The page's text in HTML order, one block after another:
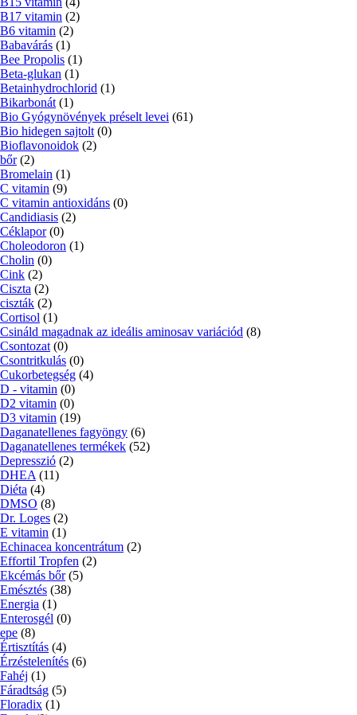
B17 vitamin (2)
B6 vitamin (2)
Babavárás (1)
Bee Propolis (1)
Beta-glukan (1)
Betainhydrochlorid (1)
Bikarbonát (1)
Bio Gyógynövények préselt levei (61)
Bio hidegen sajtolt (0)
Bioflavonoidok (2)
bőr (2)
Bromelain (1)
C vitamin (9)
C vitamin antioxidáns (0)
Candidiasis (2)
Céklapor (0)
Choleodoron (1)
Cholin (0)
Cink (2)
Ciszta (2)
ciszták (2)
Cortisol (1)
Csináld magadnak az ideális aminosav variációd (8)
Csontozat (0)
Csontritkulás (0)
Cukorbetegség (4)
D - vitamin (0)
D2 vitamin (0)
D3 vitamin (19)
Daganatellenes fagyöngy (6)
Daganatellenes termékek (52)
Depresszió (2)
DHEA (11)
Diéta (4)
DMSO (8)
Dr. Loges (2)
E vitamin (1)
Echinacea koncentrátum (2)
Effortil Tropfen (2)
Ekcémás bőr (5)
Emésztés (38)
Energia (1)
Enterosgél (0)
epe (8)
Értisztítás (4)
Érzéstelenítés (6)
Fahéj (1)
Fáradtság (5)
Floradix (1)